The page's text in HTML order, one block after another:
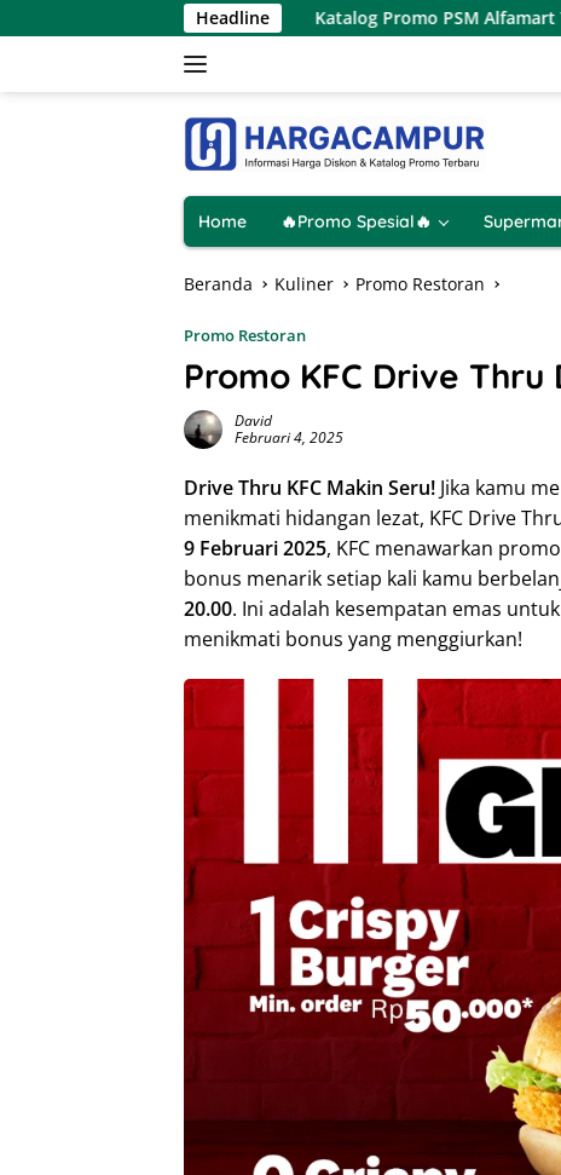
ke
Headline
Katalog Promo PSM Alfamart Terbaru 8 – 15
Home 🔥Promo Spesial🔥
Beranda Kuliner Promo Restoran
Promo Restoran
Promo KFC Drive
David
Februari 4, 2025
Drive Thru KFC Makin Seru! Jika kamu
menikmati hidangan lezat, KFC Drive
9 Februari 2025, KFC menawarkan
bonus menarik setiap kali kamu
20.00. Ini adalah kesempatan emas
menikmati bonus yang menggiurkan!